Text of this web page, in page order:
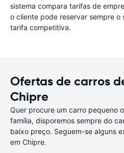
sistema compara tarifas de
o cliente pode reservar sempre o
tarifa competitiva.
Ofertas de carros
Chipre
Quer procure um carro pequeno
família, disporemos sempre do
baixo preço. Seguem-se alguns
em Chipre.